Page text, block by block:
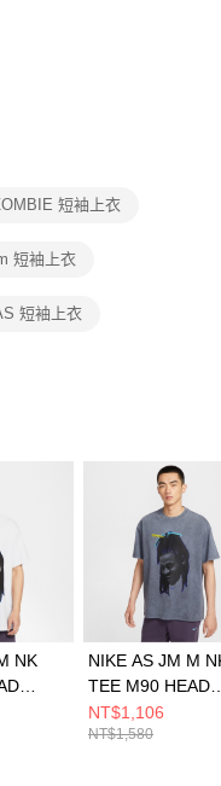
的連結，可透過四大超商／
交易完成。
頁面顯示為準，若有關於
，請聯繫「AFTEE先享後付
support/home
先享後付」服務完成之交
護人之同意方可使用
號之用戶狀況，依本公司即
。若發現惡意使用之情形，
額度並採取法律行動。
短袖上衣
短袖上衣
短袖上衣
NK
上衣
NIKE AS JM M
TEE M90 HEAD
LOOSE 男 短袖
HJ3429010
NT$1,106
NT$1,580